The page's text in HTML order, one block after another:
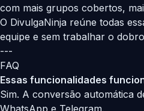
com mais grupos cobertos,
O DivulgaNinja reúne todas
equipe e sem trabalhar o
---
FAQ
Essas funcionalidades
Sim. A conversão automática
WhatsApp e Telegram.